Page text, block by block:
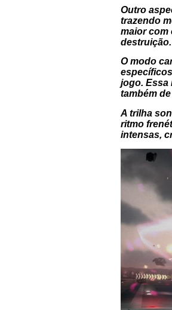
Outro
trazendo
maior com
destruição.
O modo
jogo. Essa
também
A trilha
ritmo
intensas,